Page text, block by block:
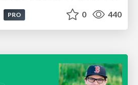
PRO 0 440